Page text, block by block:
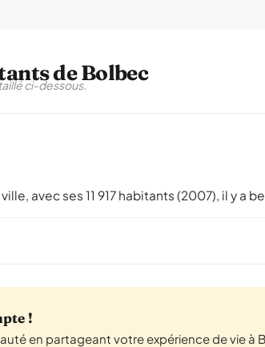
de Bolbec
ci-dessous.
avec ses 11 917 habitants (2007), il y a
!
en partageant votre expérience de vie à